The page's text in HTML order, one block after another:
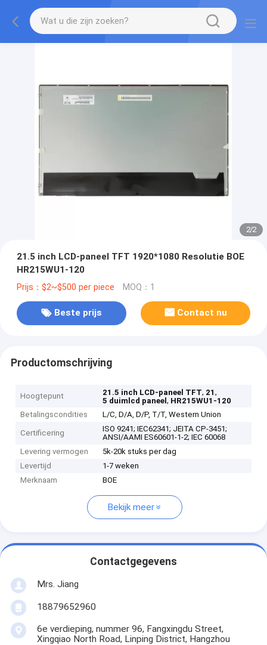
2/2
21.5 inch LCD-paneel TFT 1920*1080 Resolutie BOE
HR215WU1-120
Prijs：$2~$500 per piece MOQ：1
Beste prijs Contact nu
Productomschrijving
Hoogtepunt 21.5 inch LCD-paneel TFT, 21,
5 duimlcd paneel, HR215WU1-120
Betalingscondities
L/C, D/A, D/P, T/T, Western Union
Certificering
ISO 9241; IEC62341; JEITA CP-3451;
ANSI/AAMI ES60601-1-2; IEC 60068
Levering vermogen
5k-20k stuks per dag
Levertijd
1-7 weken
Merknaam
BOE
Bekijk meer
Contactgegevens
Mrs. Jiang
18879652960
6e verdieping, nummer 96, Fangxingdu Street,
Xingqiao North Road, Linping District, Hangzhou